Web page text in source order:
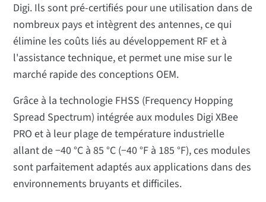
Digi. Ils sont pré-certifiés pour une utilisation dans de
nombreux pays et intègrent des antennes, ce qui
élimine les coûts liés au développement RF et à
l'assistance technique, et permet une mise sur le
marché rapide des conceptions OEM.
Grâce à la technologie FHSS (Frequency Hopping
Spread Spectrum) intégrée aux modules Digi XBee
PRO et à leur plage de température industrielle
allant de −40 °C à 85 °C (−40 °F à 185 °F), ces modules
sont parfaitement adaptés aux applications dans des
environnements bruyants et difficiles.